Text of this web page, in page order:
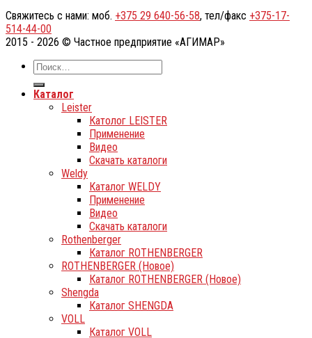
Свяжитесь с нами: моб. +375 29 640-56-58, тел/факс +375-17-
514-44-00
2015 - 2026 © Частное предприятие «АГИМАР»
Каталог
Leister
Католог LEISTER
Применение
Видео
Скачать каталоги
Weldy
Каталог WELDY
Применение
Видео
Скачать каталоги
Rothenberger
Каталог ROTHENBERGER
ROTHENBERGER (Новое)
Каталог ROTHENBERGER (Новое)
Shengda
Каталог SHENGDA
VOLL
Каталог VOLL